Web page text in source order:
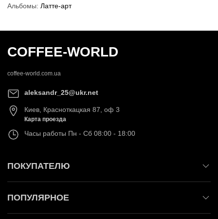
Альбомы: Латте-арт
COFFEE-WORLD
coffee-world.com.ua
aleksandr_25@ukr.net
Киев Красноткацкая 87, оф 3
Карта проезда
Часы работы Пн - Сб 08:00 - 18:00
ПОКУПАТЕЛЮ
ПОПУЛЯРНОЕ